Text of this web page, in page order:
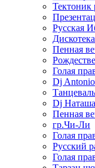
Тектоник
Русская
Пенная
Голая
Dj Antonio
Dj
Пенная
гр.Чи-Ли
Голая
Русский
Голая